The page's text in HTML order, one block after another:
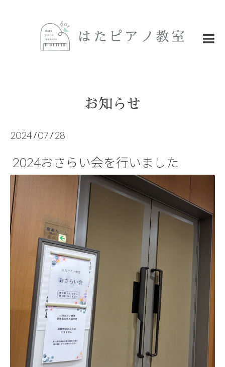
お知らせ
2024/07 / 28
2024おさらい会を行いました